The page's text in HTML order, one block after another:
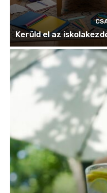
Kerüld el az